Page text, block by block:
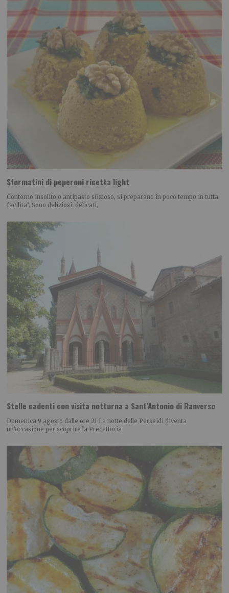
Sformatini di peperoni ricetta light
Contorno insolito o antipasto sfizioso, si preparano in poco tempo in tutta
facilita’. Sono deliziosi, delicati,
Stelle cadenti con visita notturna a Sant’Antonio di Ranverso
Domenica 9 agosto dalle ore 21 La notte delle Perseidi diventa
un’occasione per scoprire la Precettoria